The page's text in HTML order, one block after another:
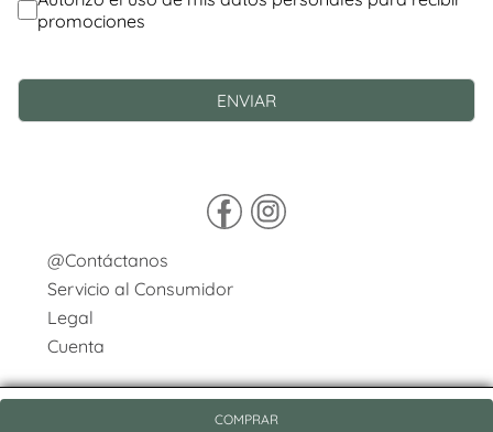
COMPRAR
@Contáctanos
Servicio al Consumidor
Legal
Cuenta
© Copyright 2026 / Pasqualini